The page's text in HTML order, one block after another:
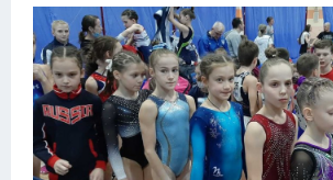
Хоккей
Велогонки
Конькобежный спорт
Тренажеры
Интерьеры квартир